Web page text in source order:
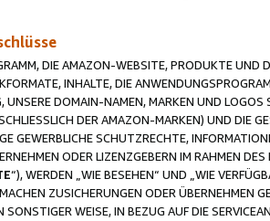
DIE AMAZON-WEBSITE, PRODUKTE UND
INHALTE, DIE
UNSERE DOMAIN-NAMEN, MARKEN UND
DER AMAZON-MARKEN) UND DIE
GEWERBLICHE SCHUTZRECHTE,
ODER LIZENZGEBERN IM RAHMEN
“), WERDEN „WIE BESEHEN“ UND „WIE
ZUSICHERUNGEN ODER ÜBERNEHMEN
SONSTIGER WEISE, IN BEZUG AUF DIE